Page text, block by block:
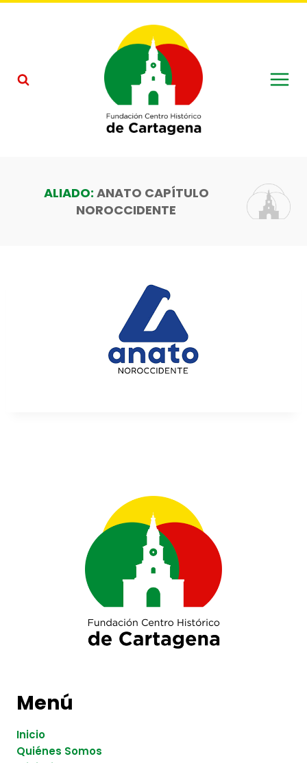
Saltar
ANATO CAPÍTULO
NOROCCIDENTE
Menú
Inicio
Quiénes Somos